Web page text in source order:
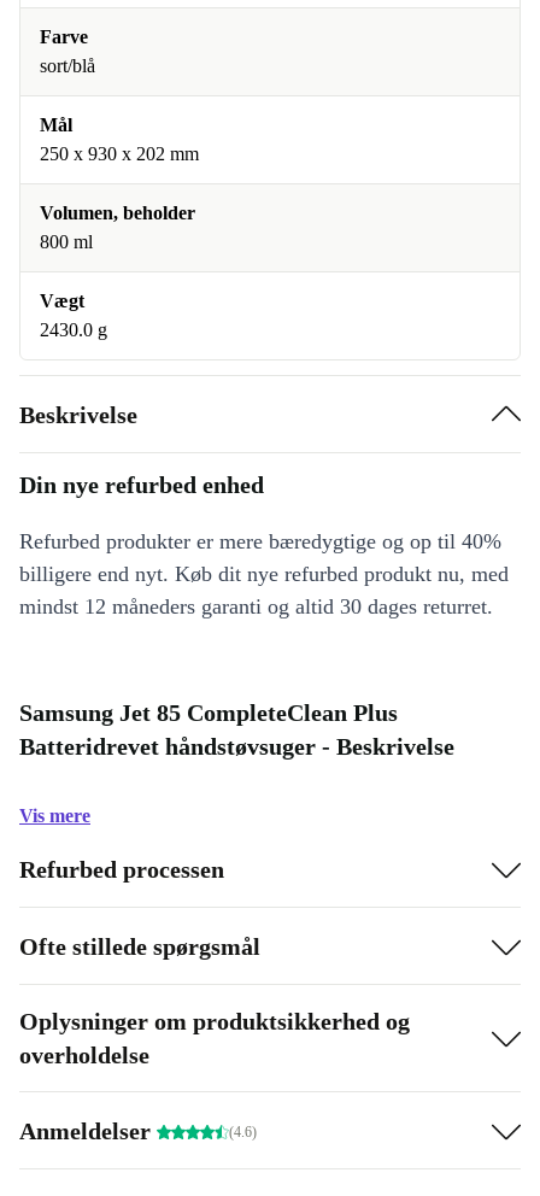
Farve
sort/blå
Mål
250 x 930 x 202 mm
Volumen, beholder
800 ml
Vægt
2430.0 g
Beskrivelse
Din nye refurbed enhed
Refurbed produkter er mere bæredygtige og op til 40%
billigere end nyt. Køb dit nye refurbed produkt nu, med
mindst 12 måneders garanti og altid 30 dages returret.
Samsung Jet 85 CompleteClean Plus
Batteridrevet håndstøvsuger - Beskrivelse
Vis mere
Refurbed processen
Ofte stillede spørgsmål
Oplysninger om produktsikkerhed og
overholdelse
Anmeldelser (4.6)